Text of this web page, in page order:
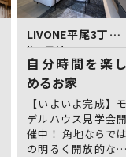
LIVONE平尾3丁目2
期1号地
自分時間を楽し
めるお家
【いよいよ完成】モ
デルハウス見学会開
催中！ 角地ならでは
の明るく開放的な住